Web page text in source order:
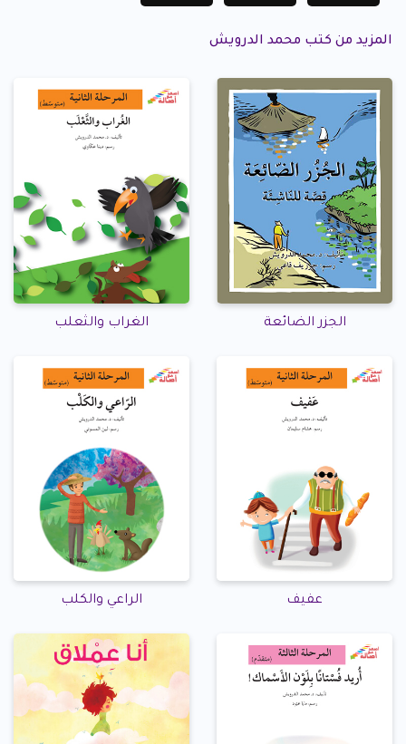
المزيد من كتب محمد الدرويش
الجزر الضائعة الغراب والثعلب
عفيف الراعي والكلب